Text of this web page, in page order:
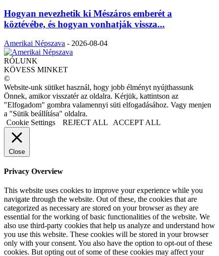
Hogyan nevezhetik ki Mészáros emberét a
köztévébe, és hogyan vonhatják vissza...
Amerikai Népszava - 2026-08-04
RÓLUNK
KÖVESS MINKET
©
Website-unk sütiket használ, hogy jobb élményt nyújthassunk
Önnek, amikor visszatér az oldalra. Kérjük, kattintson az
"Elfogadom" gombra valamennyi süti elfogadásához. Vagy menjen
a "Sütik beállítása" oldalra.
Cookie Settings
REJECT ALL ACCEPT ALL
Close
Privacy Overview
This website uses cookies to improve your experience while you
navigate through the website. Out of these, the cookies that are
categorized as necessary are stored on your browser as they are
essential for the working of basic functionalities of the website. We
also use third-party cookies that help us analyze and understand how
you use this website. These cookies will be stored in your browser
only with your consent. You also have the option to opt-out of these
cookies. But opting out of some of these cookies may affect your